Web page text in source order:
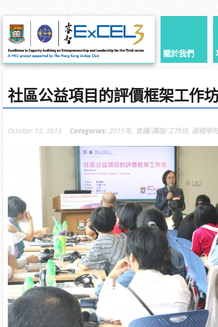
關於我們
社區公益項目的評價框架工作
October 13, 2015 Categories: 2015年, 會議/講座/工作坊, 服務學